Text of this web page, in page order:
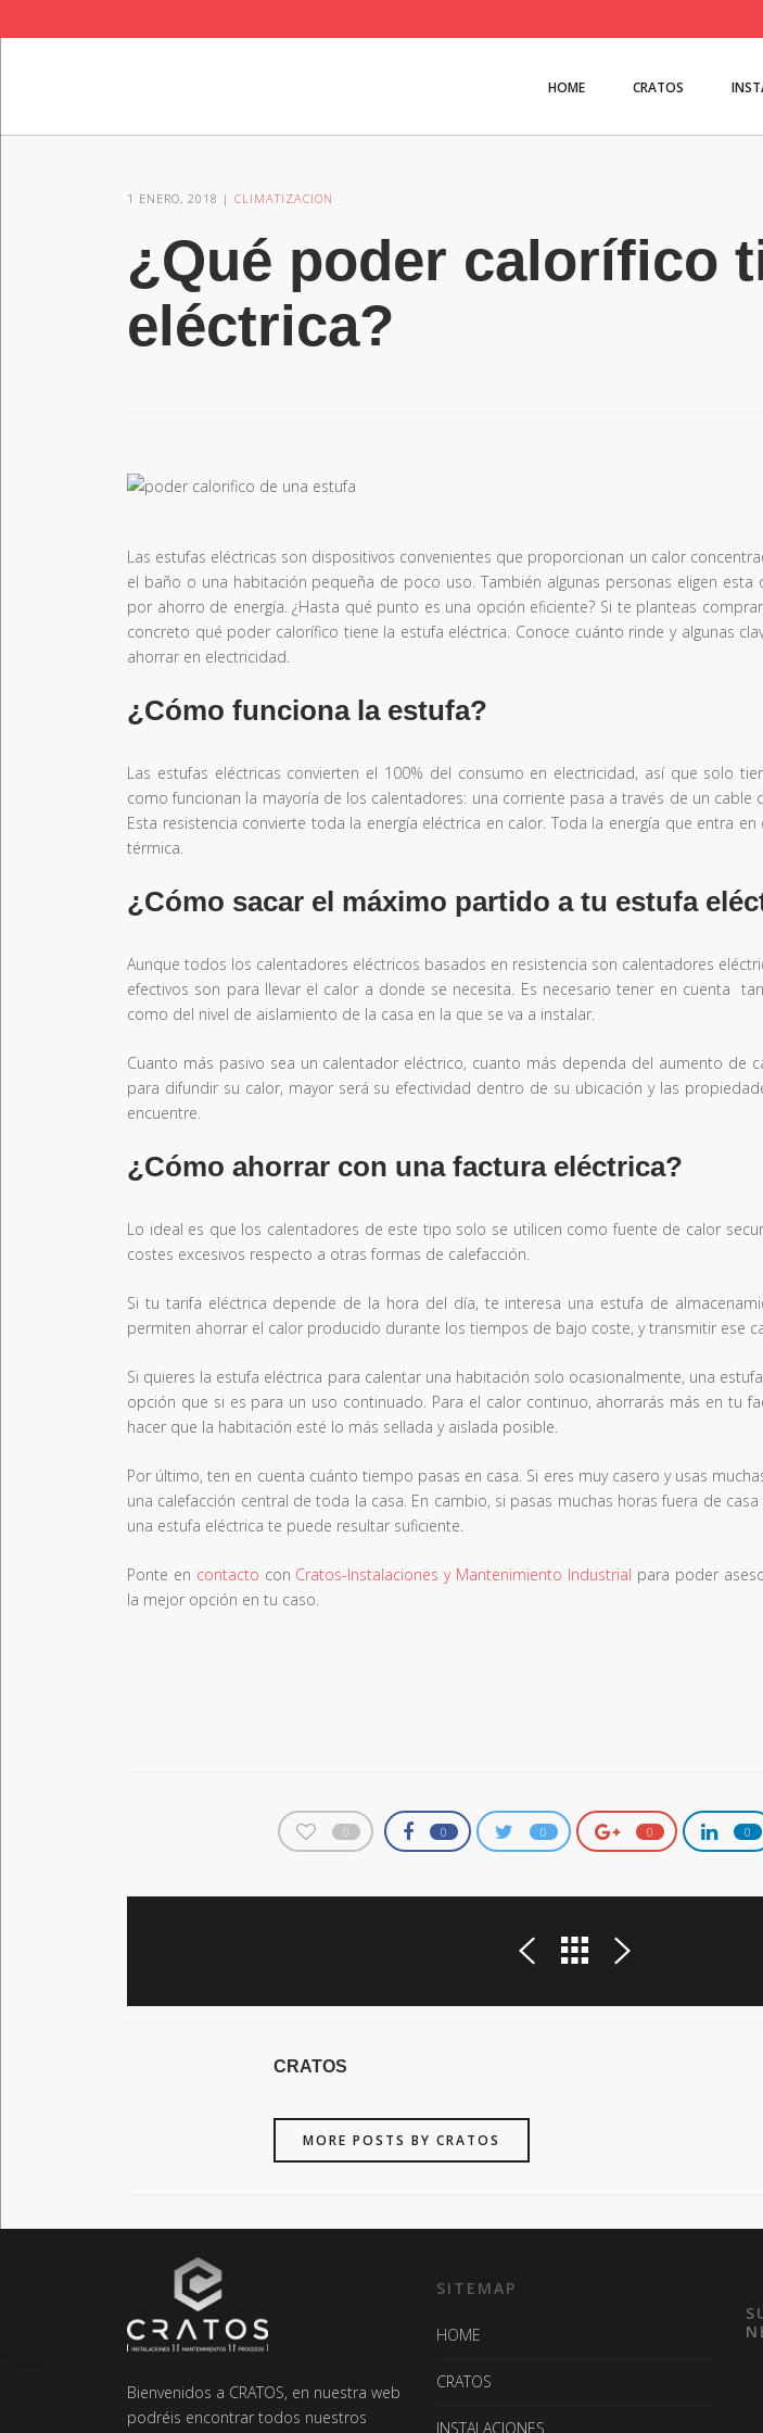
HOME CRATOS
1 ENERO, 2018
CLIMATIZACION
¿Qué poder calorífico
eléctrica?
Las estufas eléctricas son dispositivos convenientes que proporcionan un calor
el baño o una habitación pequeña de poco uso. También algunas personas eligen esta
por ahorro de energía. ¿Hasta qué punto es una opción eficiente? Si te planteas
concreto qué poder calorífico tiene la estufa eléctrica. Conoce cuánto rinde y algunas
ahorrar en electricidad.
¿Cómo funciona la estufa?
Las estufas eléctricas convierten el 100% del consumo en electricidad, así que solo
como funcionan la mayoría de los calentadores: una corriente pasa a través de un cable
Esta resistencia convierte toda la energía eléctrica en calor. Toda la energía que entra
térmica.
¿Cómo sacar el máximo partido a tu estufa
Aunque todos los calentadores eléctricos basados ​​en resistencia son calentadores
efectivos son para llevar el calor a donde se necesita. Es necesario tener en cuenta
como del nivel de aislamiento de la casa en la que se va a instalar.
Cuanto más pasivo sea un calentador eléctrico, cuanto más dependa del aumento de
para difundir su calor, mayor será su efectividad dentro de su ubicación y las
encuentre.
¿Cómo ahorrar con una factura eléctrica?
Lo ideal es que los calentadores de este tipo solo se utilicen como fuente de calor
costes excesivos respecto a otras formas de calefacción.
Si tu tarifa eléctrica depende de la hora del día, te interesa una estufa de
permiten ahorrar el calor producido durante los tiempos de bajo coste, y transmitir ese
Si quieres la estufa eléctrica para calentar una habitación solo ocasionalmente, una
opción que si es para un uso continuado. Para el calor continuo, ahorrarás más en tu
hacer que la habitación esté lo más sellada y aislada posible.
Por último, ten en cuenta cuánto tiempo pasas en casa. Si eres muy casero y usas
una calefacción central de toda la casa. En cambio, si pasas muchas horas fuera de
una estufa eléctrica te puede resultar suficiente.
Ponte en contacto con Cratos-Instalaciones y Mantenimiento Industrial para poder
la mejor opción en tu caso.
0 0 0 0 0
CRATOS
MORE POSTS BY CRATOS
Bienvenidos a CRATOS, en nuestra web
podréis encontrar todos nuestros
SITEMAP
HOME
CRATOS
INSTALACIONES